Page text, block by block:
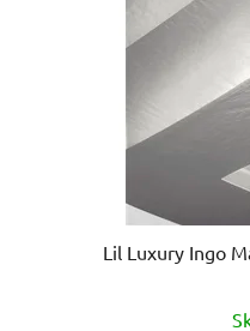
Lil Luxury Ingo